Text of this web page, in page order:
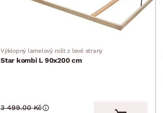
Výklopný lamelový rošt z levé strany
Star kombi L 90x200 cm
3 499.00 Kč